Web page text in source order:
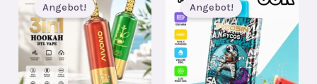
Angebot! Angebot!